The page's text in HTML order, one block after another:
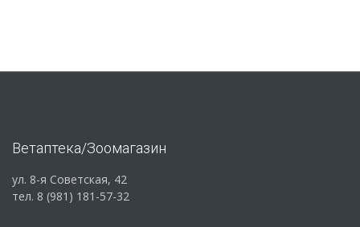
Ветаптека/Зоомагазин
ул. 8-я Советская, 42
тел. 8 (981) 181-57-32